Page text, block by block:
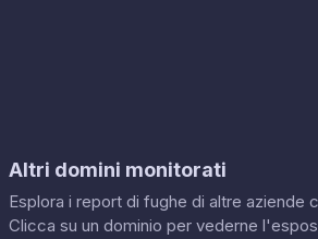
Altri domini monitorati
Esplora i report di fughe di altre aziende
Clicca su un dominio per vederne